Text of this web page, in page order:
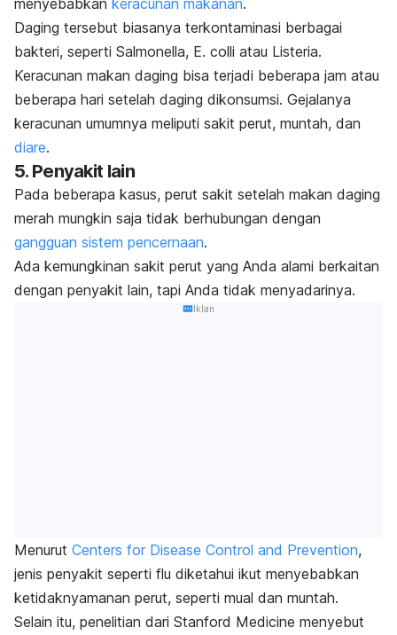
menyebabkan keracunan makanan.
Daging tersebut biasanya terkontaminasi berbagai
bakteri, seperti Salmonella, E. colli atau Listeria.
Keracunan makan daging bisa terjadi beberapa jam atau
beberapa hari setelah daging dikonsumsi. Gejalanya
keracunan umumnya meliputi sakit perut, muntah, dan
diare.
5. Penyakit lain
Pada beberapa kasus, perut sakit setelah makan daging
merah mungkin saja tidak berhubungan dengan
gangguan sistem pencernaan.
Ada kemungkinan sakit perut yang Anda alami berkaitan
dengan penyakit lain, tapi Anda tidak menyadarinya.
Iklan
Menurut Centers for Disease Control and Prevention,
jenis penyakit seperti flu diketahui ikut menyebabkan
ketidaknyamanan perut, seperti mual dan muntah.
Selain itu, penelitian dari Stanford Medicine menyebut